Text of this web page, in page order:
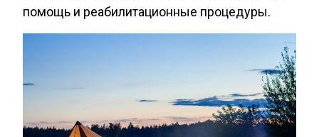
помощь и реабилитационные процедуры.